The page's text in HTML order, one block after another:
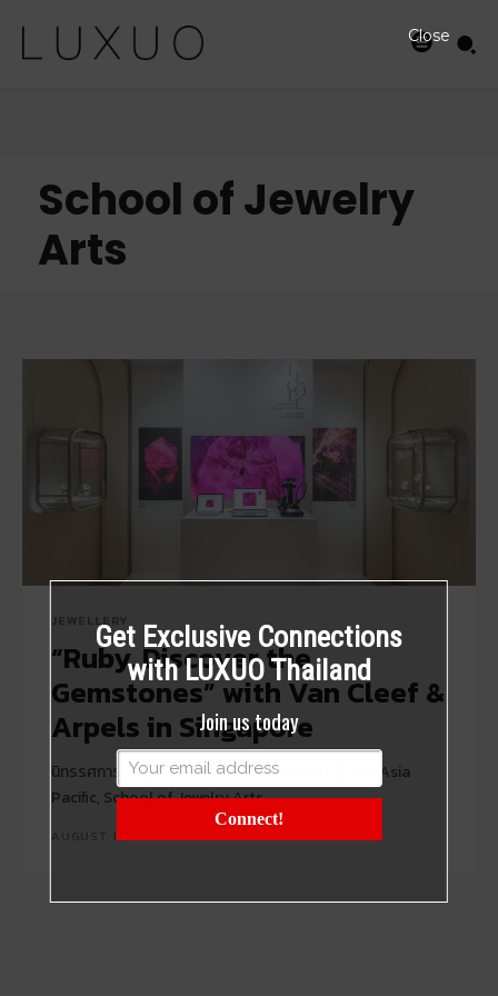
School of Jewelry
Arts
“Ruby, Discover the
Gemstones” with Van Cleef &
Arpels in Singapore
นิทรรศการล่าสุดจากโรงเรียนศิลปะอัญมณี L'École Asia
Pacific, School of Jewelry Arts
Get Exclusive Connections
with LUXUO Thailand
Join us today
Connect!
Close